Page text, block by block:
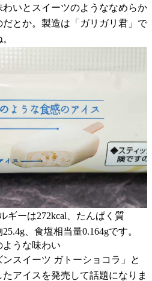
いとスイーツのようななめらか
とか。製造は「ガリガリ君」で
ギーは272kcal、たんぱく質
、食塩相当量0.164gです。
うな味わい
スイーツ ガトーショコラ」と
アイスを発売して話題になりま